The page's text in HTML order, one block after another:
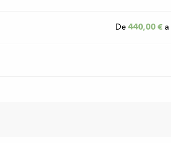
De440,00 € a